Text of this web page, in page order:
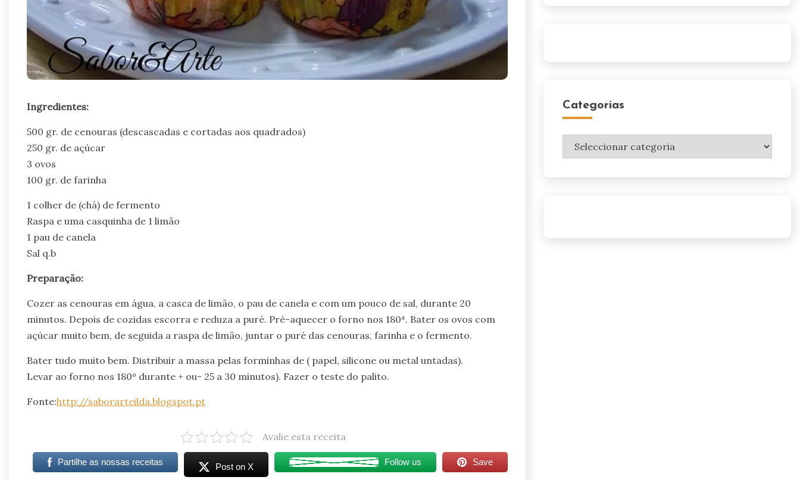
Ingredientes:
500 gr. de cenouras (descascadas e cortadas aos quadrados)
250 gr. de açúcar
3 ovos
100 gr. de farinha
1 colher de (chá) de fermento
Raspa e uma casquinha de 1 limão
1 pau de canela
Sal q.b
Preparação:
Cozer as cenouras em água, a casca de limão, o pau de canela e com um pouco de sal, durante 20
minutos. Depois de cozidas escorra e reduza a puré. Pré-aquecer o forno nos 180ª. Bater os ovos com
açúcar muito bem, de seguida a raspa de limão, juntar o puré das cenouras, farinha e o fermento.
Bater tudo muito bem. Distribuir a massa pelas forminhas de ( papel, silicone ou metal untadas).
Levar ao forno nos 180º durante + ou- 25 a 30 minutos). Fazer o teste do palito.
Fonte:http://saborarteilda.blogspot.pt
Avalie esta receita
Partilhe as nossas receitas Post on X Follow us Save
Categorias
Categorias